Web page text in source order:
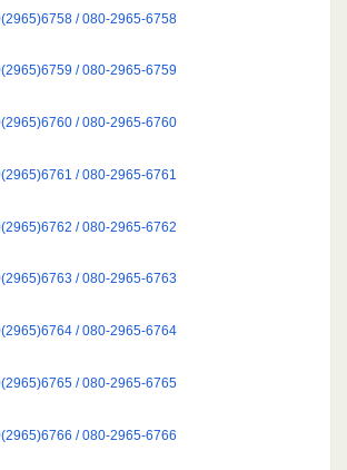
/ 080-2965-6758
/ 080-2965-6759
/ 080-2965-6760
/ 080-2965-6761
/ 080-2965-6762
/ 080-2965-6763
/ 080-2965-6764
/ 080-2965-6765
/ 080-2965-6766